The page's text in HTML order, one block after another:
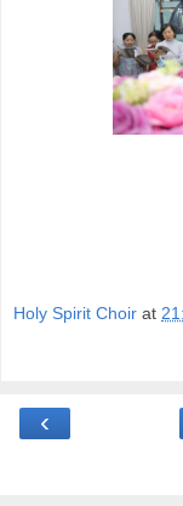
Holy Spirit Choir at
‹